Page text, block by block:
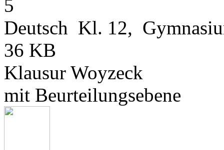
Deutsch Kl. 12,
36 KB
Klausur Woyzeck
mit Beurteilungsebene